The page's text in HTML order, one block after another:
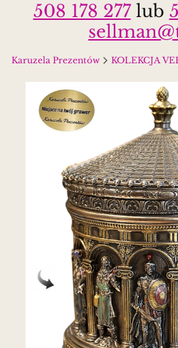
508 178 277lub
Karuzela Prezentów KOLEKCJA